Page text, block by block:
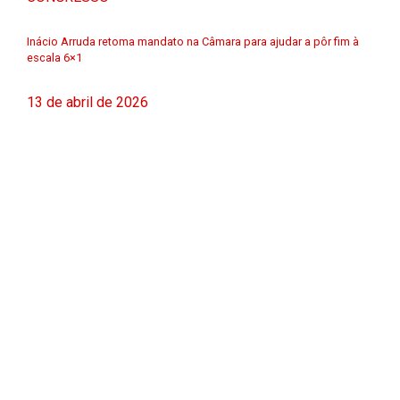
Inácio Arruda retoma mandato na Câmara para ajudar a pôr fim à
escala 6×1
13 de abril de 2026